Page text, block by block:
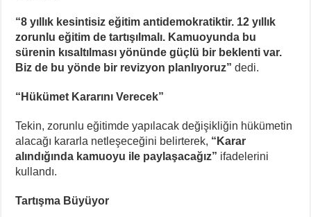
“8 yıllık kesintisiz eğitim antidemokratiktir. 12 yıllık
zorunlu eğitim de tartışılmalı. Kamuoyunda bu
sürenin kısaltılması yönünde güçlü bir beklenti var.
Biz de bu yönde bir revizyon planlıyoruz” dedi.
“Hükümet Kararını Verecek”
Tekin, zorunlu eğitimde yapılacak değişikliğin hükümetin
alacağı kararla netleşeceğini belirterek, “Karar
alındığında kamuoyu ile paylaşacağız” ifadelerini
kullandı.
Tartışma Büyüyor